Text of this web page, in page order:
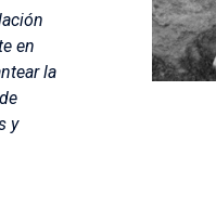
en
la
y